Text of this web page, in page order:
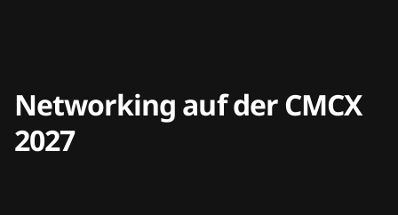
Networking auf der CMCX
2027